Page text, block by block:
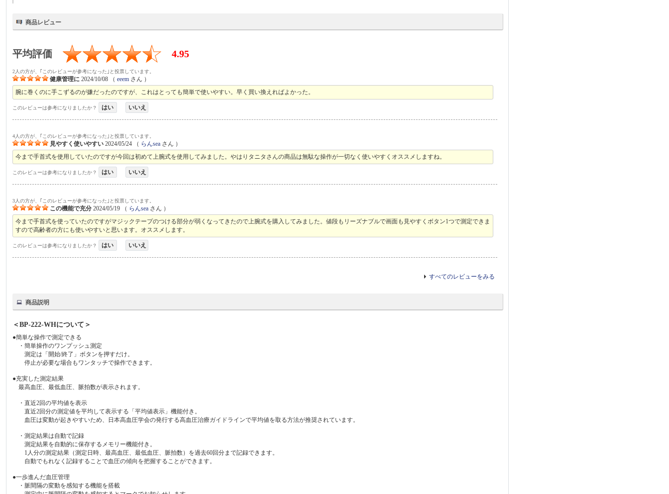
商品レビュー
平均評価 4.95
2人の方が、｢このレビューが参考になった｣と投票しています。
健康管理に 2024/10/08 （eeem さん ）
腕に巻くのに手こずるのが嫌だったのですが、これはとっても簡単で使いやすい。早く買い換えればよかった。
このレビューは参考になりましたか？ はい いいえ
4人の方が、｢このレビューが参考になった｣と投票しています。
見やすく使いやすい 2024/05/24 （ らんsea さん ）
今まで手首式を使用していたのですが今回は初めて上腕式を使用してみました。やはりタニタさんの商品は無駄な操作が一切なく使いやすくオススメしますね。
このレビューは参考になりましたか？ はい いいえ
3人の方が、｢このレビューが参考になった｣と投票しています。
この機能で充分 2024/05/19 （ らんsea さん ）
今まで手首式を使っていたのですがマジックテープのつける部分が弱くなってきたので上腕式を購入してみました。値段もリーズナブルで画面も見やすくボタン1つで測定できま
すので高齢者の方にも使いやすいと思います。オススメします。
このレビューは参考になりましたか？ はい いいえ
すべてのレビューをみる
商品説明
＜BP-222-WHについて＞
●簡単な操作で測定できる
・簡単操作のワンプッシュ測定
測定は「開始/終了」ボタンを押すだけ。
停止が必要な場合もワンタッチで操作できます。
●充実した測定結果
最高血圧、最低血圧、脈拍数が表示されます。
・直近2回の平均値を表示
直近2回分の測定値を平均して表示する「平均値表示」機能付き。
血圧は変動が起きやすいため、日本高血圧学会の発行する高血圧治療ガイドラインで平均値を取る方法が推奨されています。
・測定結果は自動で記録
測定結果を自動的に保存するメモリー機能付き。
1人分の測定結果（測定日時、最高血圧、最低血圧、脈拍数）を過去60回分まで記録できます。
自動でもれなく記録することで血圧の傾向を把握することができます。
●一歩進んだ血圧管理
・脈間隔の変動を感知する機能を搭載